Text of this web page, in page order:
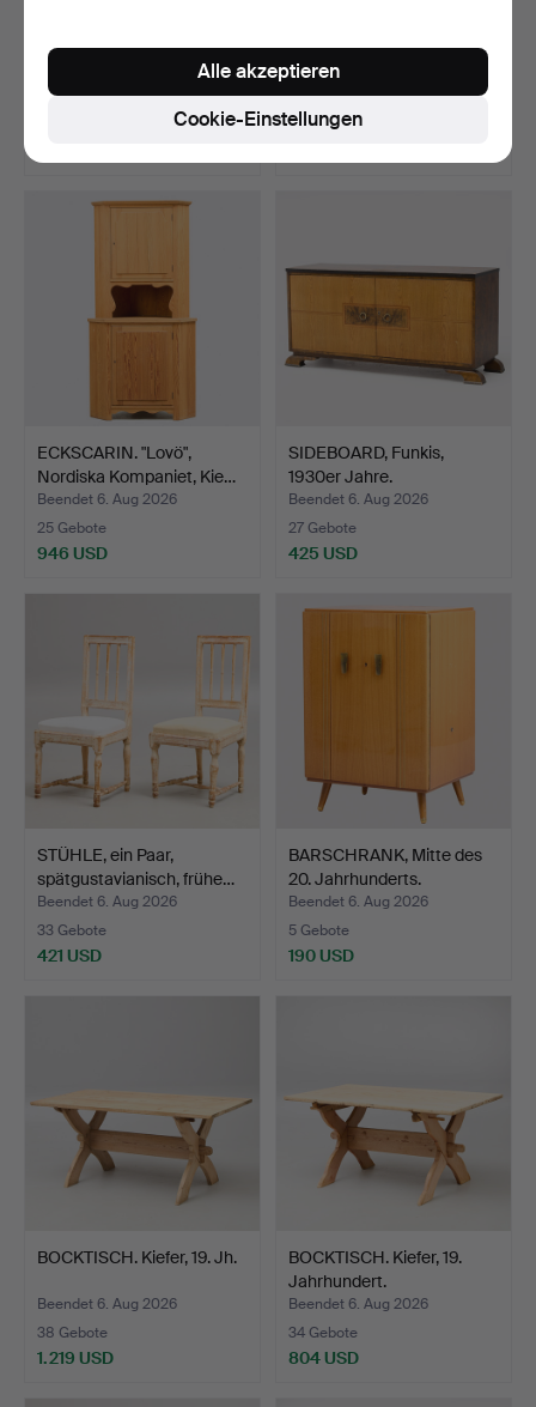
BEISTELLTISCH/COUCHTI
SCH, Ferienhausmöbel,…
Beendet 6. Aug 2026
SIDEBOARD,
Ferienhausmöbel, Funkis,
1930er…
Beendet 6. Aug 2026
10 Gebote
ECKSCARIN. "Lovö",
Nordiska Kompaniet, Kie…
Beendet 6. Aug 2026
25 Gebote
946 USD
SIDEBOARD, Funkis,
1930er Jahre.
Beendet 6. Aug 2026
27 Gebote
425 USD
STÜHLE, ein Paar,
spätgustavianisch, frühe…
Beendet 6. Aug 2026
33 Gebote
421 USD
BARSCHRANK, Mitte des
20. Jahrhunderts.
Beendet 6. Aug 2026
5 Gebote
190 USD
BOCKTISCH. Kiefer, 19. Jh.
Beendet 6. Aug 2026
38 Gebote
1.219 USD
BOCKTISCH. Kiefer, 19.
Jahrhundert.
Beendet 6. Aug 2026
34 Gebote
804 USD
Cookie-Einstellungen
Alle akzeptieren